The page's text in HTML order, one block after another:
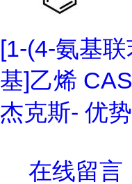
[1-(4-氨基
基]乙烯
杰克斯- 优
在线留言